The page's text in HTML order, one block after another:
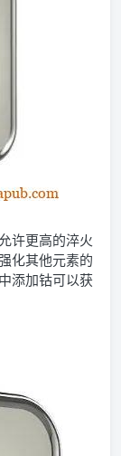
许更高的淬火
化其他元素的
添加钴可以获